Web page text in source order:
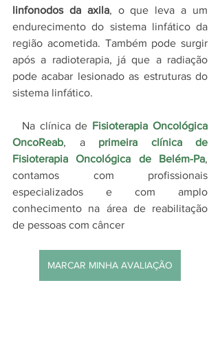
linfonodos da axila, o que leva a um
endurecimento do sistema linfático da
região acometida. Também pode surgir
após a radioterapia, já que a radiação
pode acabar lesionado as estruturas do
sistema linfático.
  Na clínica de
Fisioterapia Oncológica
OncoReab, a primeira clínica de
Fisioterapia Oncológica de Belém-Pa,
contamos com profissionais
especializados e com amplo
conhecimento na área de reabilitação
de pessoas com câncer
MARCAR MINHA AVALIAÇÃO